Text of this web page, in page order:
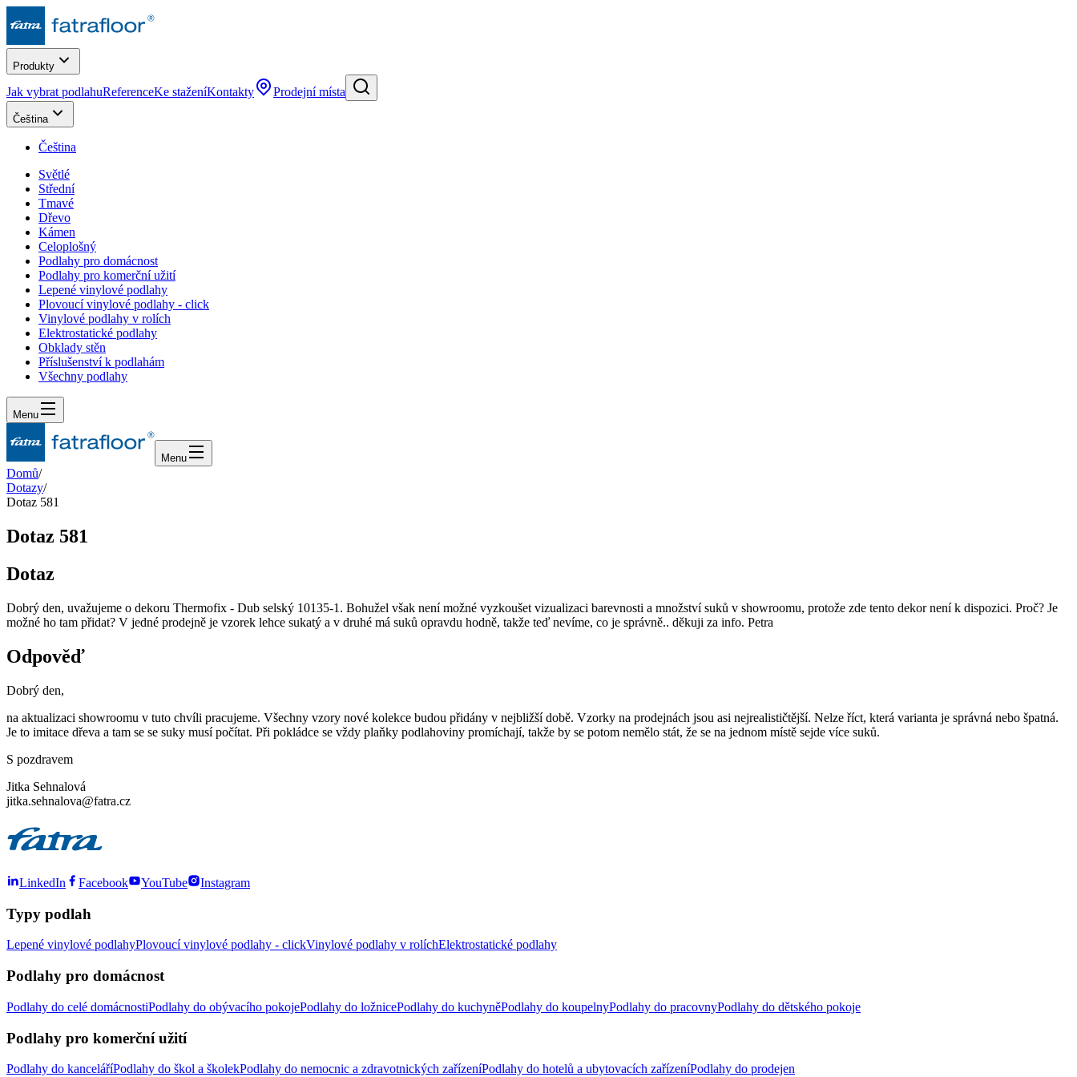
Produkty
Jak vybrat podlahuReferenceKe staženíKontakty Prodejní místa
Čeština
Čeština
Světlé
Střední
Tmavé
Dřevo
Kámen
Celoplošný
Podlahy pro domácnost
Podlahy pro komerční užití
Lepené vinylové podlahy
Plovoucí vinylové podlahy - click
Vinylové podlahy v rolích
Elektrostatické podlahy
Obklady stěn
Příslušenství k podlahám
Všechny podlahy
Menu
Menu
Domů/
Dotazy/
Dotaz 581
Dotaz 581
Dotaz
Dobrý den, uvažujeme o dekoru Thermofix - Dub selský 10135-1. Bohužel však není možné vyzkoušet vizualizaci barevnosti a množství suků v showroomu, protože zde tento dekor není k dispozici. Proč? Je
možné ho tam přidat? V jedné prodejně je vzorek lehce sukatý a v druhé má suků opravdu hodně, takže teď nevíme, co je správně.. děkuji za info. Petra
Odpověď
Dobrý den,
na aktualizaci showroomu v tuto chvíli pracujeme. Všechny vzory nové kolekce budou přidány v nejbližší době. Vzorky na prodejnách jsou asi nejrealističtější. Nelze říct, která varianta je správná nebo špatná.
Je to imitace dřeva a tam se se suky musí počítat. Při pokládce se vždy plaňky podlahoviny promíchají, takže by se potom nemělo stát, že se na jednom místě sejde více suků.
S pozdravem
Jitka Sehnalová
jitka.sehnalova@fatra.cz
LinkedIn Facebook YouTube Instagram
Typy podlah
Lepené vinylové podlahyPlovoucí vinylové podlahy - clickVinylové podlahy v rolíchElektrostatické podlahy
Podlahy pro domácnost
Podlahy do celé domácnostiPodlahy do obývacího pokojePodlahy do ložnicePodlahy do kuchyněPodlahy do koupelnyPodlahy do pracovnyPodlahy do dětského pokoje
Podlahy pro komerční užití
Podlahy do kanceláříPodlahy do škol a školekPodlahy do nemocnic a zdravotnických zařízeníPodlahy do hotelů a ubytovacích zařízeníPodlahy do prodejen